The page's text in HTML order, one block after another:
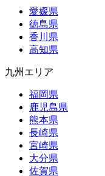
愛媛県
徳島県
香川県
高知県
九州エリア
福岡県
鹿児島県
熊本県
長崎県
宮崎県
大分県
佐賀県